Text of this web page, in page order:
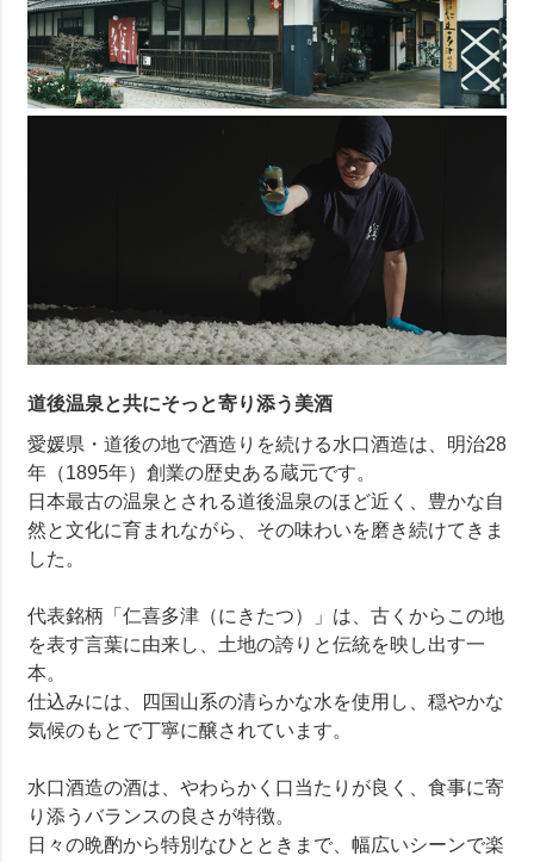
道後温泉と共にそっと寄り添う美酒
愛媛県・道後の地で酒造りを続ける水口酒造は、明治28
年（1895年）創業の歴史ある蔵元です。
日本最古の温泉とされる道後温泉のほど近く、豊かな自
然と文化に育まれながら、その味わいを磨き続けてきま
した。
代表銘柄「仁喜多津（にきたつ）」は、古くからこの地
を表す言葉に由来し、土地の誇りと伝統を映し出す一
本。
仕込みには、四国山系の清らかな水を使用し、穏やかな
気候のもとで丁寧に醸されています。
水口酒造の酒は、やわらかく口当たりが良く、食事に寄
り添うバランスの良さが特徴。
日々の晩酌から特別なひとときまで、幅広いシーンで楽